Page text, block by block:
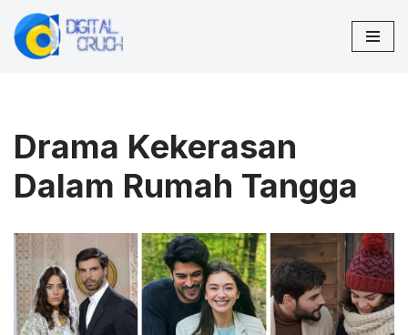
Lompat
Drama Kekerasan
Dalam Rumah Tangga